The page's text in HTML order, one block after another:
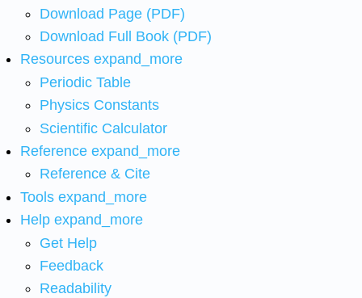
Download Page (PDF)
Download Full Book (PDF)
Resources expand_more
Periodic Table
Physics Constants
Scientific Calculator
Reference expand_more
Reference & Cite
Tools expand_more
Help expand_more
Get Help
Feedback
Readability